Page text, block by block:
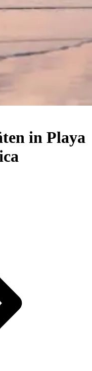
in Playa